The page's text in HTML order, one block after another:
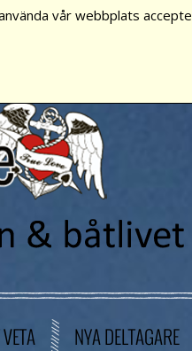
NYA DELTAGARE
vår webbplats